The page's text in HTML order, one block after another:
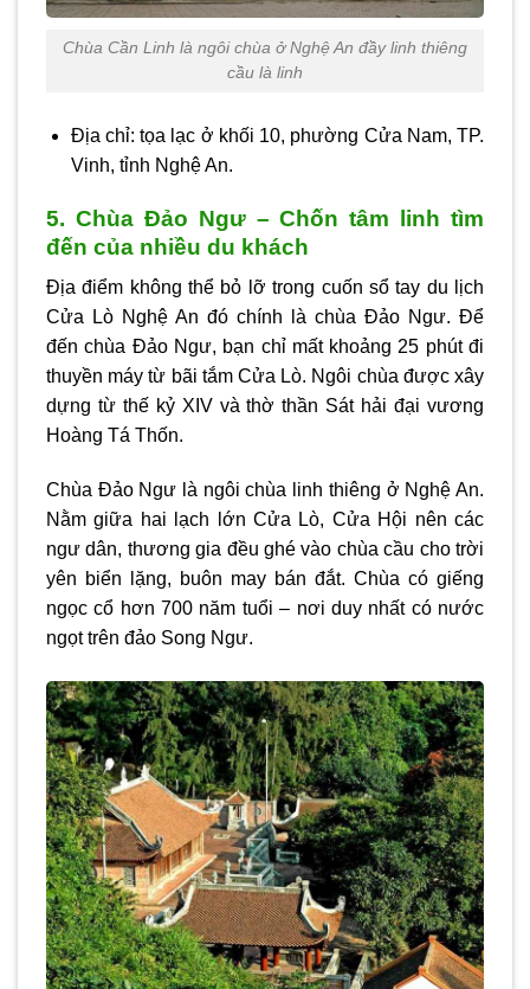
Chùa Cần Linh là ngôi chùa ở Nghệ An đầy linh thiêng
cầu là linh
Địa chỉ: tọa lạc ở khối 10, phường Cửa Nam, TP.
Vinh, tỉnh Nghệ An.
5. Chùa Đảo Ngư – Chốn tâm linh tìm
đến của nhiều du khách
Địa điểm không thể bỏ lỡ trong cuốn sổ tay du lịch
Cửa Lò Nghệ An đó chính là chùa Đảo Ngư. Để
đến chùa Đảo Ngư, bạn chỉ mất khoảng 25 phút đi
thuyền máy từ bãi tắm Cửa Lò. Ngôi chùa được xây
dựng từ thế kỷ XIV và thờ thần Sát hải đại vương
Hoàng Tá Thốn.
Chùa Đảo Ngư là ngôi chùa linh thiêng ở Nghệ An.
Nằm giữa hai lạch lớn Cửa Lò, Cửa Hội nên các
ngư dân, thương gia đều ghé vào chùa cầu cho trời
yên biển lặng, buôn may bán đắt. Chùa có giếng
ngọc cổ hơn 700 năm tuổi – nơi duy nhất có nước
ngọt trên đảo Song Ngư.